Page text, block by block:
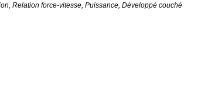
Relation force-vitesse, Puissance, Développé couché